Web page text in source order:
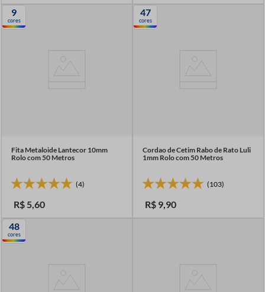
9
cores
Fita Metaloide Lantecor 10mm
Rolo com 50 Metros
(4)
R$ 5,60
47
cores
Cordao de Cetim Rabo de Rato Luli
1mm Rolo com 50 Metros
(103)
R$ 9,90
48
cores